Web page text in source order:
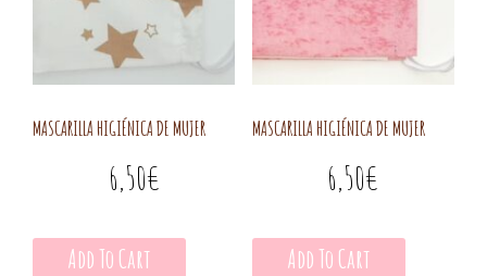
MASCARILLA HIGIÉNICA DE MUJER
6,50€
Add To Cart
MASCARILLA HIGIÉNICA DE MUJER
6,50€
Add To Cart